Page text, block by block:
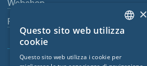
Webshop
Persona di riferimento
ENGLISH
×
Questo sito web utilizza
cookie
Questo sito web utilizza i cookie per